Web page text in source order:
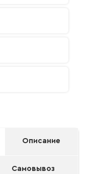
Описание
Самовывоз